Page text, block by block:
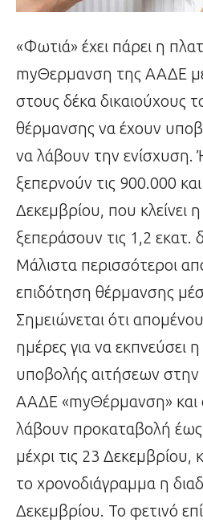
«Φωτιά» έχει πάρει η
myΘερμανση της ΑΑΔΕ
στους δέκα δικαιούχους
θέρμανσης να έχουν
να λάβουν την ενίσχυση.
ξεπερνούν τις 900.000 και
Δεκεμβρίου, που κλείνει
ξεπεράσουν τις 1,2 εκατ.
Μάλιστα περισσότεροι
επιδότηση θέρμανσης
Σημειώνεται ότι
ημέρες για να εκπνεύσει
υποβολής αιτήσεων
ΑΑΔΕ «myΘέρμανση» και
λάβουν προκαταβολή
μέχρι τις 23
το χρονοδιάγραμμα η
Δεκεμβρίου. Το φετινό